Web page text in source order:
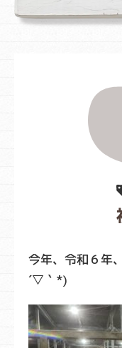
今年、令和６年
´▽｀*)